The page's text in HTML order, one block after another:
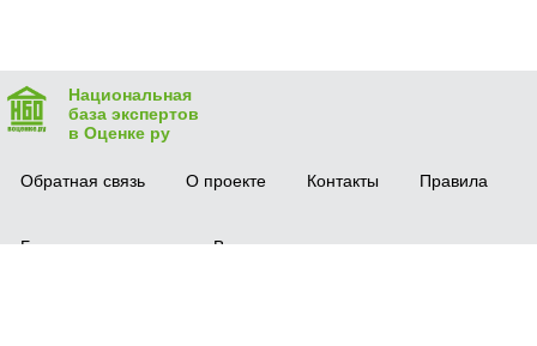
Национальная
база экспертов
в Оценке ру
Обратная связь О проекте Контакты Правила
Безопасная сделка Вопрос-ответ